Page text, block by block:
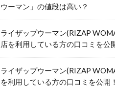
ウーマン」の値段は高い？
ライザップウーマン(RIZAP
店を利用している方の口コミを公
ライザップウーマン(RIZAP
を利用している方の口コミを公開！